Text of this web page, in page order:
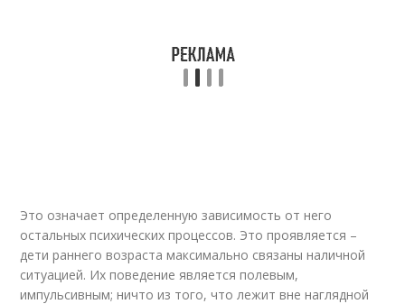
Это означает определенную зависимость от него
остальных психических процессов. Это проявляется –
дети раннего возраста максимально связаны наличной
ситуацией. Их поведение является полевым,
импульсивным; ничто из того, что лежит вне наглядной